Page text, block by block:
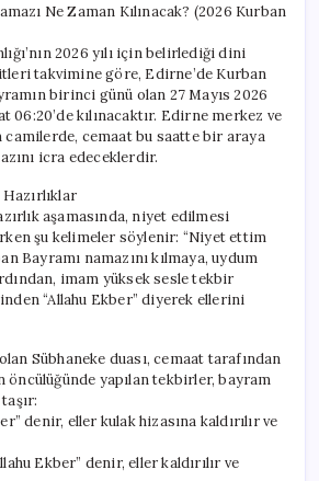
Ne Zaman Kılınacak? (2026 Kurban
2026 yılı için belirlediği dini
takvimine göre, Edirne’de Kurban
birinci günü olan 27 Mayıs 2026
06:20’de kılınacaktır. Edirne merkez ve
cemaat bu saatte bir araya
icra edeceklerdir.
aşamasında, niyet edilmesi
şu kelimeler söylenir: “Niyet ettim
Bayramı namazını kılmaya, uydum
imam yüksek sesle tekbir
“Allahu Ekber” diyerek ellerini
Sübhaneke duası, cemaat tarafından
öncülüğünde yapılan tekbirler, bayram
denir, eller kulak hizasına kaldırılır ve
Ekber” denir, eller kaldırılır ve